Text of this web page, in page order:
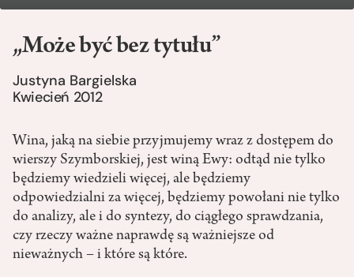
„Może być bez tytułu”
Justyna Bargielska
Kwiecień 2012
Wina, jaką na siebie przyjmujemy wraz z dostępem do
wierszy Szymborskiej, jest winą Ewy: odtąd nie tylko
będziemy wiedzieli więcej, ale będziemy
odpowiedzialni za więcej, będziemy powołani nie tylko
do analizy, ale i do syntezy, do ciągłego sprawdzania,
czy rzeczy ważne naprawdę są ważniejsze od
nieważnych – i które są które.